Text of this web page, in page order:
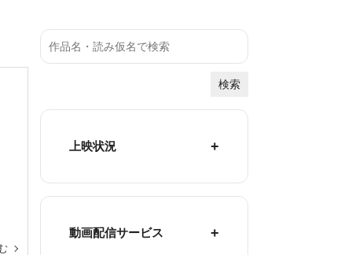
検索
上映状況
動画配信サービス